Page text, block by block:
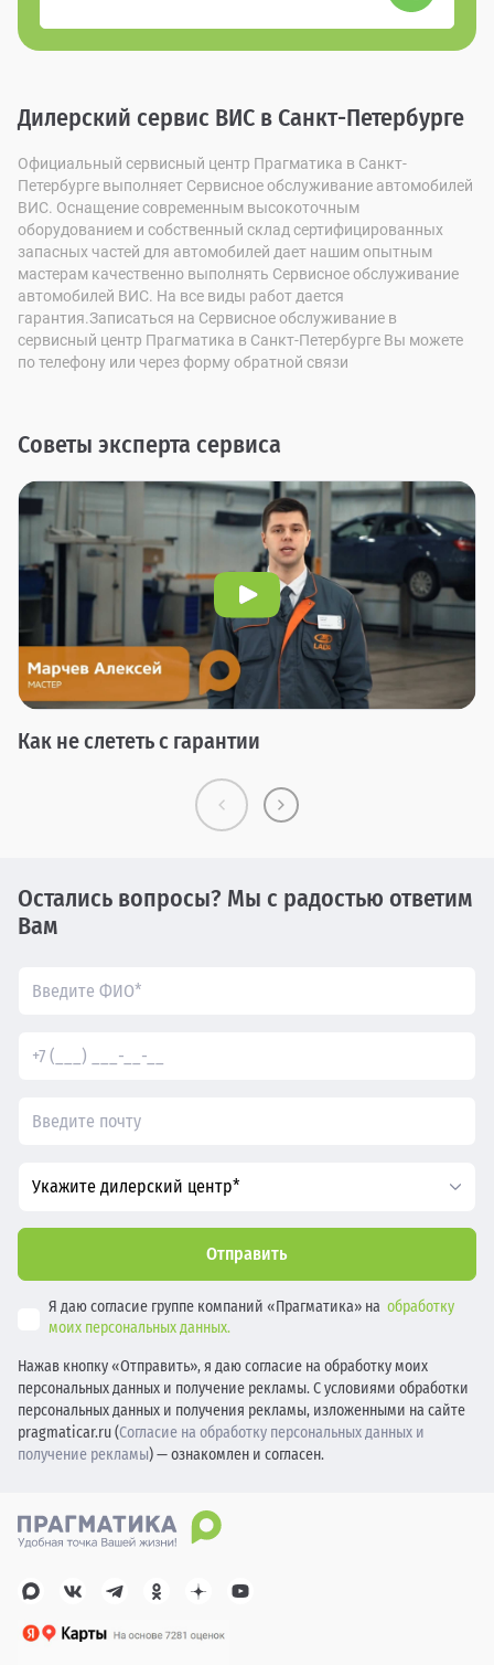
Дилерский сервис ВИС в Санкт-Петербурге
Официальный сервисный центр Прагматика в Санкт-
Петербурге выполняет Сервисное обслуживание автомобилей
ВИС. Оснащение современным высокоточным
оборудованием и собственный склад сертифицированных
запасных частей для автомобилей дает нашим опытным
мастерам качественно выполнять Сервисное обслуживание
автомобилей ВИС. На все виды работ дается
гарантия.Записаться на Сервисное обслуживание в
сервисный центр Прагматика в Санкт-Петербурге Вы можете
по телефону или через форму обратной связи
Советы эксперта сервиса
Как не слететь с гарантии
Остались вопросы? Мы с радостью ответим
Вам
Укажите дилерский центр*
Отправить
Я даю согласие группе компаний «Прагматика» на обработку
моих персональных данных.
Нажав кнопку «Отправить», я даю согласие на обработку моих
персональных данных и получение рекламы. С условиями обработки
персональных данных и получения рекламы, изложенными на сайте
pragmaticar.ru (Согласие на обработку персональных данных и
получение рекламы) — ознакомлен и согласен.